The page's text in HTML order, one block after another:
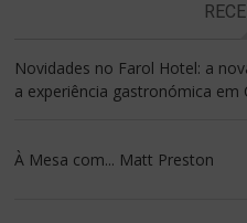
Novidades no Farol Hotel: a
a experiência gastronómica em
À Mesa com... Matt Preston